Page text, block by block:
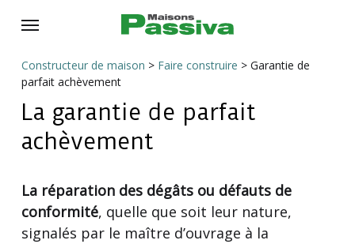
content
Menu
Constructeur de maison > Faire construire > Garantie de
parfait achèvement
La garantie de parfait
achèvement
La réparation des dégâts ou défauts de
conformité, quelle que soit leur nature,
signalés par le maître d’ouvrage à la